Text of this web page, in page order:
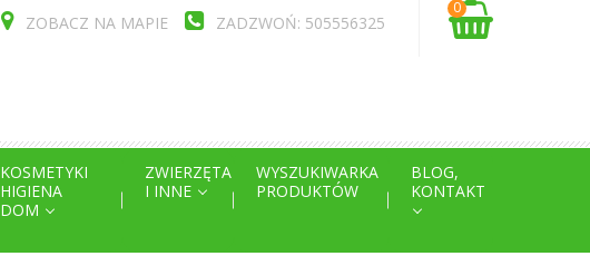
ZOBACZ NA MAPIE ZADZWOŃ: 505556325
0
KOSMETYKI
HIGIENA
DOM
ZWIERZĘTA
I INNE
WYSZUKIWARKA
PRODUKTÓW
BLOG,
KONTAKT